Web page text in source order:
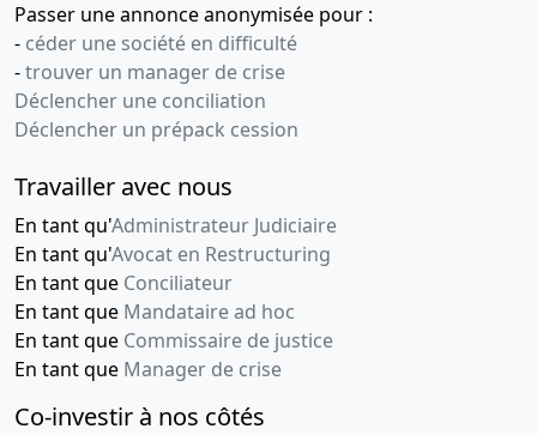
Passer une annonce anonymisée pour :
- céder une société en difficulté
-trouver un manager de crise
Déclencher une conciliation
Déclencher un prépack cession
Travailler avec nous
En tant qu'Administrateur Judiciaire
En tant qu'Avocat en Restructuring
En tant que Conciliateur
En tant que Mandataire ad hoc
En tant que Commissaire de justice
En tant que Manager de crise
Co-investir à nos côtés